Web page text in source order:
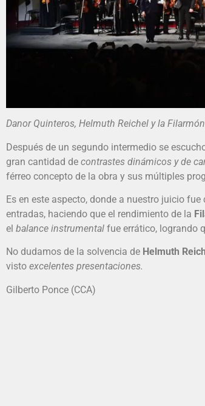
Danor Quinteros, Helmuth Reichel y la
Después de un segundo intermedio se
gran cantidad de contrastes dinámicos y de
férreo concepto de la obra y sus múltiples
Es en este aspecto, donde a nuestro juicio
entradas, haciendo que el rendimiento de la
el balance instrumental fue errático, logrando
No dudamos de la solvencia de Helmuth
visto excelentes presentaciones.
Gilberto Ponce (CCA)